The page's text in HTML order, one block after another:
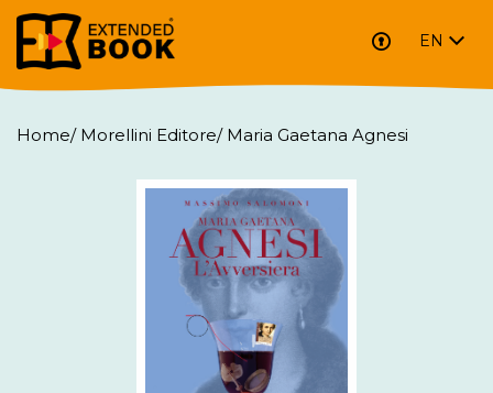
EN
Home/ Morellini Editore/ Maria Gaetana Agnesi